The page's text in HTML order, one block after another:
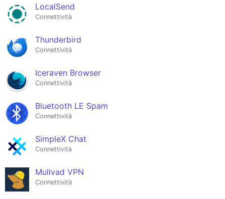
LocalSend
Connettività
Thunderbird
Connettività
Iceraven Browser
Connettività
Bluetooth LE Spam
Connettività
SimpleX Chat
Connettività
Mullvad VPN
Connettività